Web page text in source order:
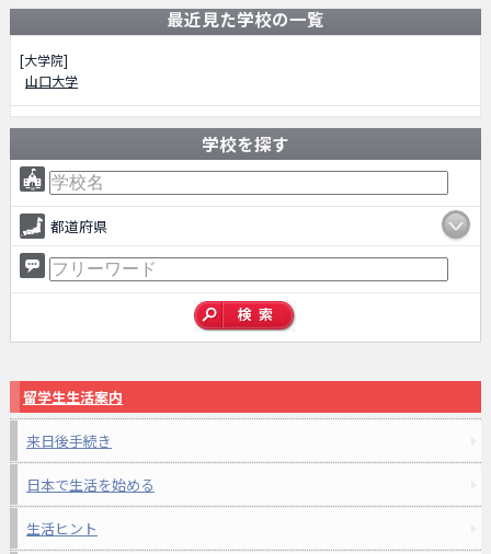
最近見た学校の一覧
[大学院]
山口大学
学校を探す
都道府県
留学生生活案内
来日後手続き
日本で生活を始める
生活ヒント